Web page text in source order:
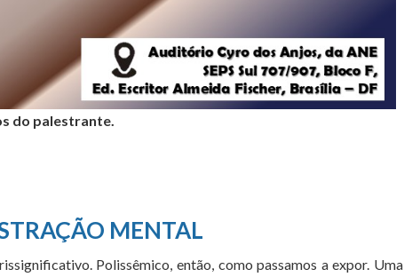
do palestrante.
MENTAL
Polissêmico, então, como passamos a expor. Uma